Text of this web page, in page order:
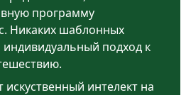
программу
Никаких шаблонных
подход к
интелект на